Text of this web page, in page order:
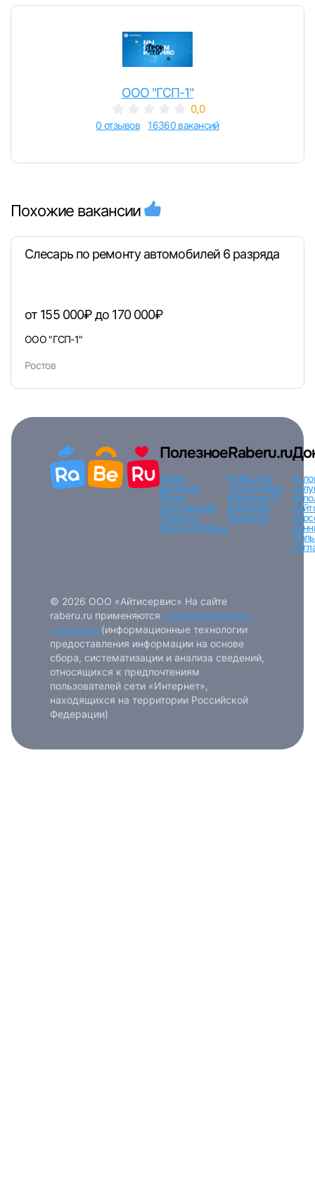
Войти
ООО "ГСП-1"
0,0
0 отзывов 16360 вакансий
Похожие вакансии
Слесарь по ремонту автомобилей 6 разряда
от 155 000₽ до 170 000₽
ООО "ГСП-1"
Ростов
Полезное
Поиск
вакансий
Поиск
сотрудников
Тарифы и
оплата Помощь
Raberu.ru
Новости и
статьи Наши
вакансииО
компании
Контакты
© 2026 ООО «Айтисервис» На сайте
raberu.ru применяются рекомендательные
технологии (информационные технологии
предоставления информации на основе
сбора, систематизации и анализа сведений,
относящихся к предпочтениям
пользователей сети «Интернет»,
находящихся на территории Российской
Федерации)